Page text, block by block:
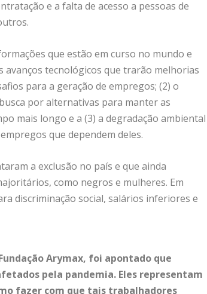
e a falta de acesso a pessoas de
que estão em curso no mundo e
avanços tecnológicos que trarão melhorias
para a geração de empregos; (2) o
por alternativas para manter as
mais longo e a (3) a degradação ambiental
que dependem deles.
a exclusão no país e que ainda
como negros e mulheres. Em
discriminação social, salários inferiores e
Arymax, foi apontado que
pela pandemia. Eles representam
fazer com que tais trabalhadores